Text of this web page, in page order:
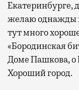
Екатеринбурге,
желаю однажды
тут много
«Бородинская
Доме Пашкова, о
Хороший город.